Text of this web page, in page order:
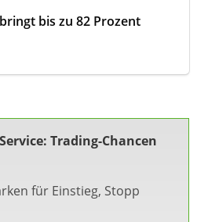
bis zu 82 Prozent
Trading-Chancen
für Einstieg, Stopp